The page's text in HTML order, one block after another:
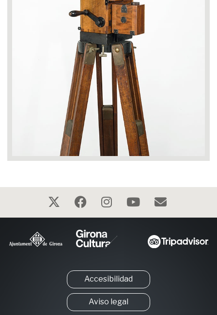
Accesibilidad
Aviso legal